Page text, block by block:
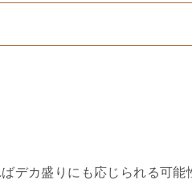
デカ盛りにも応じられる可能